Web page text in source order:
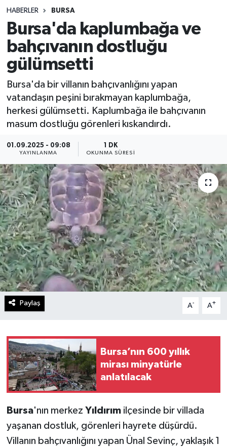
HABERLER BURSA
Bursa'da kaplumbağa ve
bahçıvanın dostluğu
gülümsetti
Bursa'da bir villanın bahçıvanlığını yapan
vatandaşın peşini bırakmayan kaplumbağa,
herkesi gülümsetti. Kaplumbağa ile bahçıvanın
masum dostluğu görenleri kıskandırdı.
01.09.2025 - 09:08
YAYINLANMA
1 DK
OKUNMA SÜRESI
Paylaş A- A+
Bursa’nın 600 yıllık
mirası minyatürle
anlatılacak
Bursa'nın merkez Yıldırım ilçesinde bir villada
yaşanan dostluk, görenleri hayrete düşürdü.
Villanın bahçıvanlığını yapan Ünal Sevinç, yaklaşık 1
Spor
Teknoloji
Yaşam